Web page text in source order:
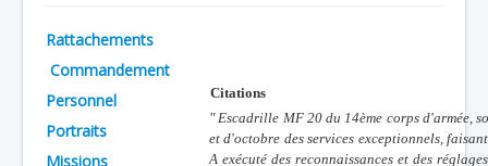
Avions
Personnels
Formation
Rattachements
Commandement
Personnel
Portraits
Missions
Citations
" Escadrille MF 20 du 14ème corps d'armée,
et d'octobre des services exceptionnels,
A exécuté des reconnaissances et des